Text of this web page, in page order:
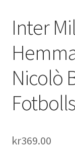
Inter
Nicolò
kr369.00